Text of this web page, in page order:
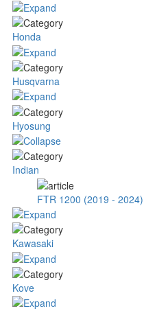
Honda
Husqvarna
Hyosung
Indian
FTR 1200 (2019 - 2024)
Kawasaki
Kove